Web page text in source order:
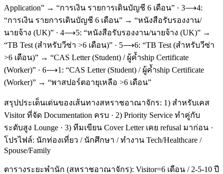
Application” → “การเงิน รายการเดินบัญชี 6 เดือน” · 3⟶4:
“การเงิน รายการเดินบัญชี 6 เดือน” → “หนังสือรับรองงาน/
นายจ้าง (UK)” · 4⟶5: “หนังสือรับรองงาน/นายจ้าง (UK)” →
“TB Test (สำหรับวีซ่า >6 เดือน)” · 5⟶6: “TB Test (สำหรับวีซ่า
>6 เดือน)” → “CAS Letter (Student) / ผู้ค้ำship Certificate
(Worker)” · 6⟶1: “CAS Letter (Student) / ผู้ค้ำship Certificate
(Worker)” → “พาสปอร์ตอายุเหลือ >6 เดือน”
สรุปประเด็นเด่นของเส้นทางสหราชอาณาจักร: 1) สำหรับเคส
Visitor ที่จัด Documentation ครบ · 2) Priority Service ทำคู่กับ
ระดับสูง Lounge · 3) ทีมเขียน Cover Letter เคย refusal มาก่อน ·
โปรไฟล์: นักท่องเที่ยว / นักศึกษา / ทำงาน Tech/Healthcare /
Spouse/Family
ตารางระยะพำนัก (สหราชอาณาจักร): Visitor=6 เดือน / 2-5-10 ปี